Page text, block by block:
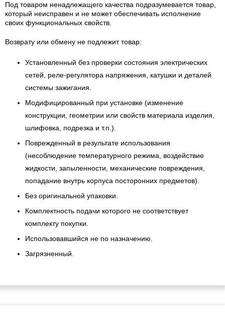
Под товаром ненадлежащего качества подразумевается товар,
который неисправен и не может обеспечивать исполнение
своих функциональных свойств.
Возврату или обмену не подлежит товар:
Установленный без проверки состояния электрических
сетей, реле-регулятора напряжения, катушки и деталей
системы зажигания.
Модифицированный при установке (изменение
конструкции, геометрии или свойств материала изделия,
шлифовка, подрезка и т.п.).
Поврежденный в результате использования
(несоблюдение температурного режима, воздействие
жидкости, запыленности, механические повреждения,
попадание внутрь корпуса посторонних предметов).
Без оригинальной упаковки.
Комплектность подачи которого не соответствует
комплекту покупки.
Использовавшийся не по назначению.
Загрязненный.